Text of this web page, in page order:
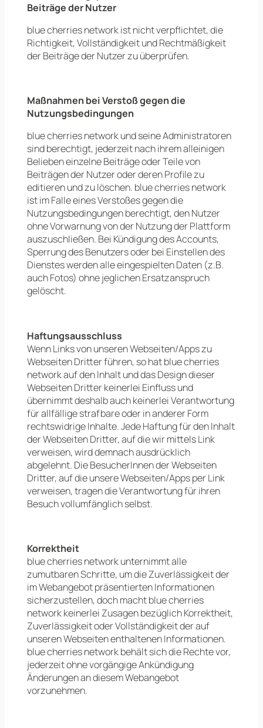
Beiträge der Nutzer
blue cherries network ist nicht verpflichtet, die
Richtigkeit, Vollständigkeit und Rechtmäßigkeit
der Beiträge der Nutzer zu überprüfen.
Maßnahmen bei Verstoß gegen die
Nutzungsbedingungen
blue cherries network und seine Administratoren
sind berechtigt, jederzeit nach ihrem alleinigen
Belieben einzelne Beiträge oder Teile von
Beiträgen der Nutzer oder deren Profile zu
editieren und zu löschen. blue cherries network
ist im Falle eines Verstoßes gegen die
Nutzungsbedingungen berechtigt, den Nutzer
ohne Vorwarnung von der Nutzung der Plattform
auszuschließen. Bei Kündigung des Accounts,
Sperrung des Benutzers oder bei Einstellen des
Dienstes werden alle eingespielten Daten (z.B.
auch Fotos) ohne jeglichen Ersatzanspruch
gelöscht.
Haftungsausschluss
Wenn Links von unseren Webseiten/Apps zu
Webseiten Dritter führen, so hat blue cherries
network auf den Inhalt und das Design dieser
Webseiten Dritter keinerlei Einfluss und
übernimmt deshalb auch keinerlei Verantwortung
für allfällige strafbare oder in anderer Form
rechtswidrige Inhalte. Jede Haftung für den Inhalt
der Webseiten Dritter, auf die wir mittels Link
verweisen, wird demnach ausdrücklich
abgelehnt. Die BesucherInnen der Webseiten
Dritter, auf die unsere Webseiten/Apps per Link
verweisen, tragen die Verantwortung für ihren
Besuch vollumfänglich selbst.
Korrektheit
blue cherries network unternimmt alle
zumutbaren Schritte, um die Zuverlässigkeit der
im Webangebot präsentierten Informationen
sicherzustellen, doch macht blue cherries
network keinerlei Zusagen bezüglich Korrektheit,
Zuverlässigkeit oder Vollständigkeit der auf
unseren Webseiten enthaltenen Informationen.
blue cherries network behält sich die Rechte vor,
jederzeit ohne vorgängige Ankündigung
Änderungen an diesem Webangebot
vorzunehmen.